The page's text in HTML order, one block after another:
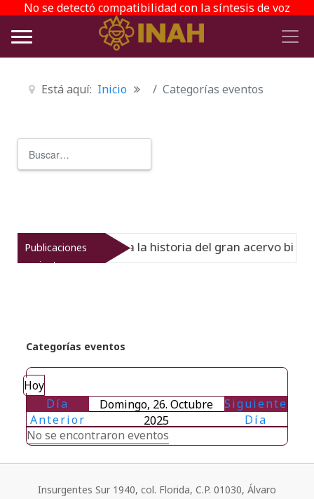
No se detectó compatibilidad con la síntesis de voz
Está aquí: Inicio Categorías eventos
Publicaciones
recientes
Virreinato muestra la historia del gran acervo
Categorías eventos
Hoy
Día
Anterior
Domingo, 26. Octubre
2025
Siguiente
Día
No se encontraron eventos
Insurgentes Sur 1940, col. Florida, C.P. 01030, Álvaro